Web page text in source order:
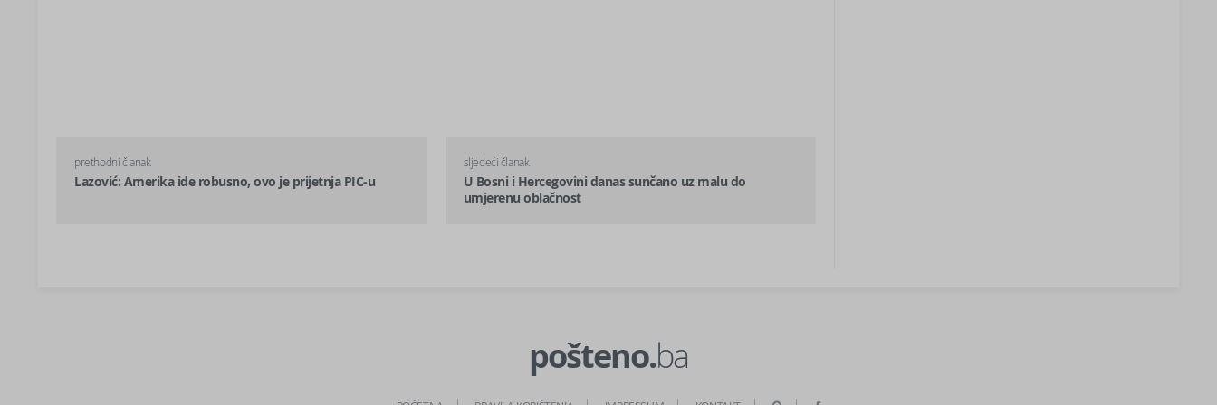
prethodni članak
Lazović: Amerika ide robusno, ovo je prijetnja PIC-u
sljedeći članak
U Bosni i Hercegovini danas sunčano uz malu do
umjerenu oblačnost
pošteno.ba